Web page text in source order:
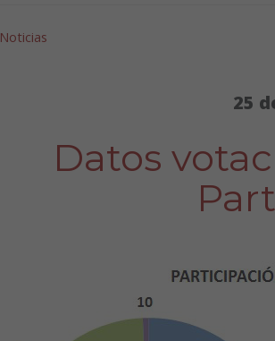
Noticias
25
Datos